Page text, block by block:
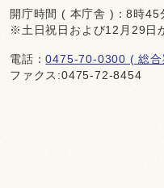
開庁時間 ( 本庁舎 )：8時45
※土日祝日および12月29日
電話：0475-70-0300 ( 総合
ファクス:0475-72-8454